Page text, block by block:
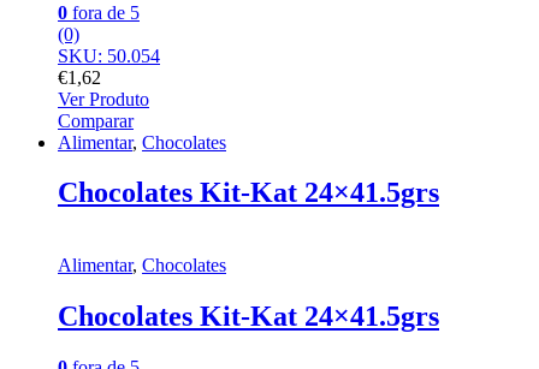
0 fora de 5
(0)
SKU: 50.054
€1,62
Ver Produto
Comparar
Alimentar, Chocolates
Chocolates Kit-Kat 24×41.5grs
Alimentar, Chocolates
Chocolates Kit-Kat 24×41.5grs